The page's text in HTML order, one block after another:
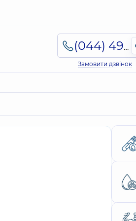
(044) 495-2-888
Замовити дзвінок